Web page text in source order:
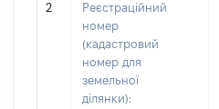
2
Реєстраційний
номер
(кадастровий
номер для
земельної
ділянки):